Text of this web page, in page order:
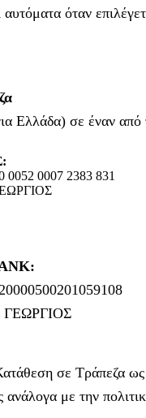
όταν
Ελλάδα) σε έναν από
0052 0007 2383 831
σε Τράπεζα ως
ανάλογα με την